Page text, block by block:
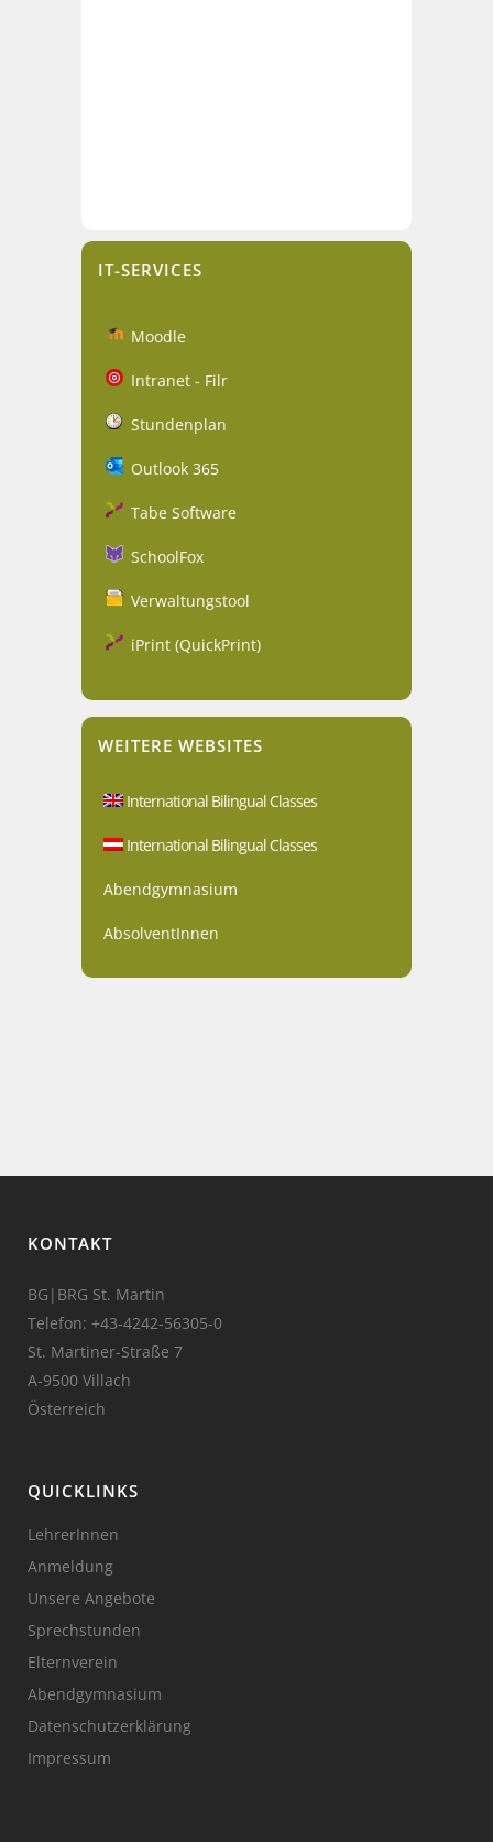
IT-SERVICES
Moodle
Intranet - Filr
Stundenplan
Outlook 365
Tabe Software
SchoolFox
Verwaltungstool
iPrint (QuickPrint)
WEITERE WEBSITES
International Bilingual Classes
International Bilingual Classes
Abendgymnasium
AbsolventInnen
KONTAKT
BG|BRG St. Martin
Telefon: +43-4242-56305-0
St. Martiner-Straße 7
A-9500 Villach
Österreich
QUICKLINKS
LehrerInnen
Anmeldung
Unsere Angebote
Sprechstunden
Elternverein
Abendgymnasium
Datenschutzerklärung
Impressum